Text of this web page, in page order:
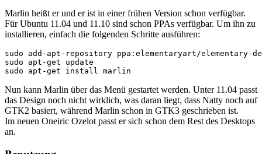
Marlin heißt er und er ist in einer frühen Version schon verfügbar.
Für Ubuntu 11.04 und 11.10 sind schon PPAs verfügbar. Um ihn zu
installieren, einfach die folgenden Schritte ausführen:
sudo add-apt-repository ppa:elementaryart/elementary-
sudo apt-get update
Nun kann Marlin über das Menü gestartet werden. Unter 11.04 passt
das Design noch nicht wirklich, was daran liegt, dass Natty noch auf
GTK2 basiert, während Marlin schon in GTK3 geschrieben ist.
Im neuen Oneiric Ozelot passt er sich schon dem Rest des Desktops
an.